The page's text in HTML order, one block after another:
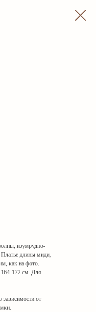
изумрудно-
длины миди,
как на фото.
164-172 см. Для
зависимости от